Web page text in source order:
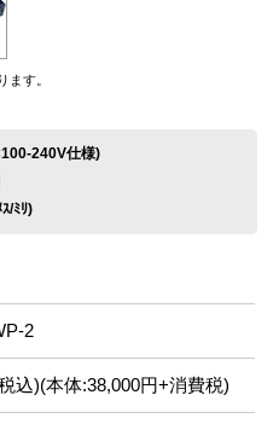
ます。
240V仕様)
/ﾐﾘ)
2
込)(本体:38,000円+消費税)